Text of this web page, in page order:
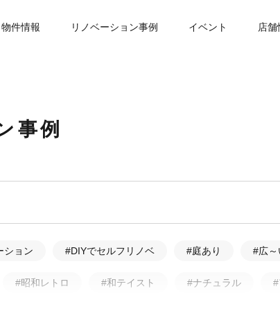
物件情報 リノベーション事例 イベント 店舗
事例
ション #DIYでセルフリノベ #庭あり #広～
#昭和レトロ #和テイスト #ナチュラル #